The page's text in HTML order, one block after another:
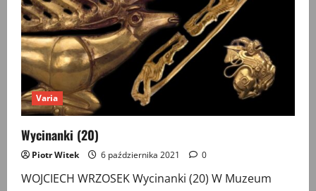
Varia
Wycinanki (20)
Piotr Witek 6 października 2021 0
WOJCIECH WRZOSEK Wycinanki (20) W Muzeum